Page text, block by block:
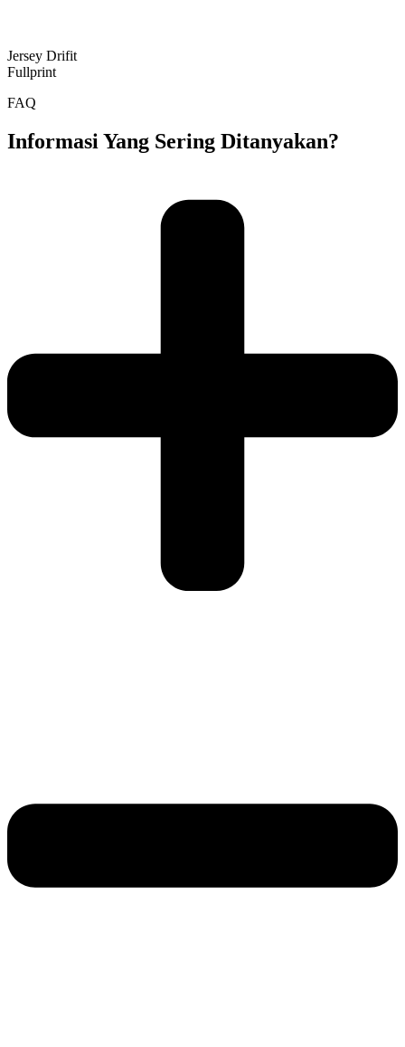
Jersey Drifit
Fullprint
FAQ
Informasi Yang Sering Ditanyakan?